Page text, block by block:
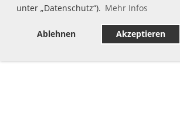
unter „Datenschutz“). Mehr Infos
Ablehnen Akzeptieren